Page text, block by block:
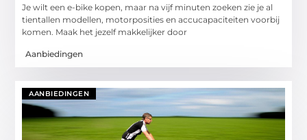
Je wilt een e-bike kopen, maar na vijf minuten zoeken zie je al
tientallen modellen, motorposities en accucapaciteiten voorbij
komen. Maak het jezelf makkelijker door
Aanbiedingen
AANBIEDINGEN